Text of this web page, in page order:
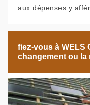
aux dépenses y
fiez-vous à WELS
changement ou la